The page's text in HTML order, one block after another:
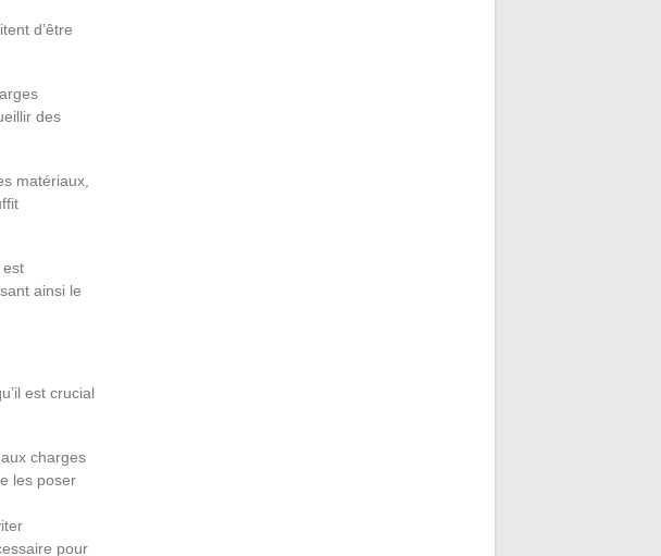
d’être
des
matériaux,
est
ainsi le
est crucial
charges
les poser
pour